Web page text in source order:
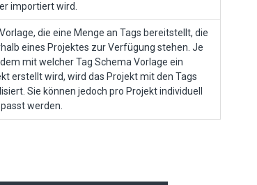
importiert wird.
die eine Menge an Tags bereitstellt, die
eines Projektes zur Verfügung stehen. Je
mit welcher Tag Schema Vorlage ein
erstellt wird, wird das Projekt mit den Tags
Sie können jedoch pro Projekt individuell
werden.